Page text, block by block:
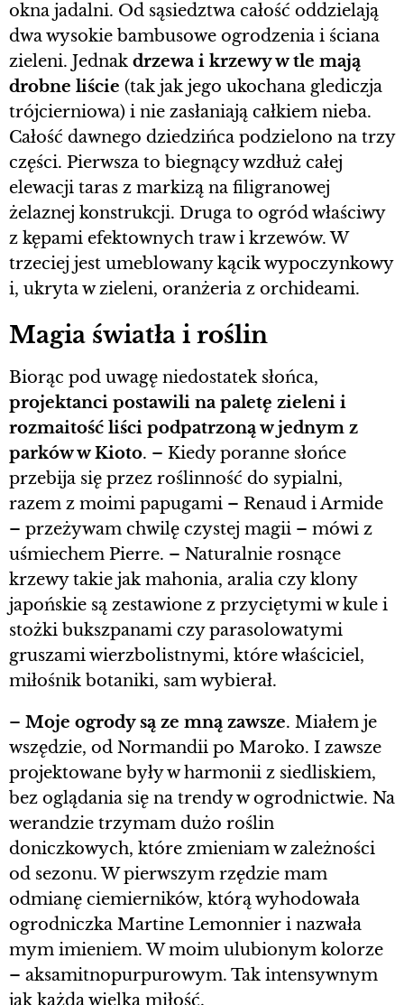
okna jadalni. Od sąsiedztwa całość oddzielają
dwa wysokie bambusowe ogrodzenia i ściana
zieleni. Jednak drzewa i krzewy w tle mają
drobne liście (tak jak jego ukochana glediczja
trójcierniowa) i nie zasłaniają całkiem nieba.
Całość dawnego dziedzińca podzielono na trzy
części. Pierwsza to biegnący wzdłuż całej
elewacji taras z markizą na filigranowej
żelaznej konstrukcji. Druga to ogród właściwy
z kępami efektownych traw i krzewów. W
trzeciej jest umeblowany kącik wypoczynkowy
i, ukryta w zieleni, oranżeria z orchideami.
Magia światła i roślin
Biorąc pod uwagę niedostatek słońca,
projektanci postawili na paletę zieleni i
rozmaitość liści podpatrzoną w jednym z
parków w Kioto. – Kiedy poranne słońce
przebija się przez roślinność do sypialni,
razem z moimi papugami – Renaud i Armide
– przeżywam chwilę czystej magii – mówi z
uśmiechem Pierre. – Naturalnie rosnące
krzewy takie jak mahonia, aralia czy klony
japońskie są zestawione z przyciętymi w kule i
stożki bukszpanami czy parasolowatymi
gruszami wierzbolistnymi, które właściciel,
miłośnik botaniki, sam wybierał.
– Moje ogrody są ze mną zawsze. Miałem je
wszędzie, od Normandii po Maroko. I zawsze
projektowane były w harmonii z siedliskiem,
bez oglądania się na trendy w ogrodnictwie. Na
werandzie trzymam dużo roślin
doniczkowych, które zmieniam w zależności
od sezonu. W pierwszym rzędzie mam
odmianę ciemierników, którą wyhodowała
ogrodniczka Martine Lemonnier i nazwała
mym imieniem. W moim ulubionym kolorze
– aksamitnopurpurowym. Tak intensywnym
jak każda wielka miłość.